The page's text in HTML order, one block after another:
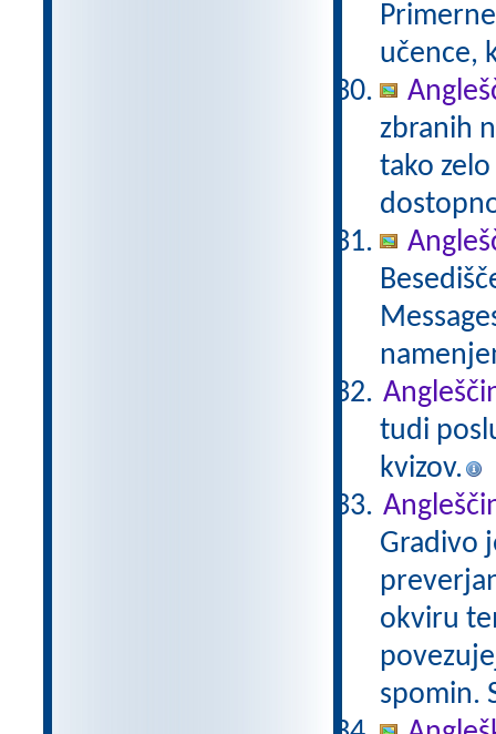
učence,
zbranih
tako
tudi
kvizov.
Gradivo
okviru
spomin.